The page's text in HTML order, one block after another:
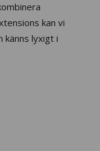
kan vi
känns lyxigt i